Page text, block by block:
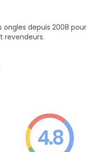
ongles depuis 2008 pour
revendeurs.
4.8